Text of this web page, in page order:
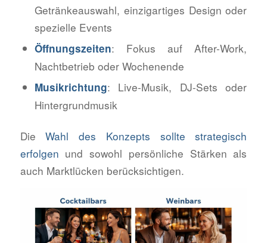
Getränkeauswahl, einzigartiges Design oder
spezielle Events
Öffnungszeiten: Fokus auf After-Work,
Nachtbetrieb oder Wochenende
Musikrichtung: Live-Musik, DJ-Sets oder
Hintergrundmusik
DieWahl des Konzepts sollte strategisch
erfolgen und sowohl persönliche Stärken als
auch Marktlücken berücksichtigen.